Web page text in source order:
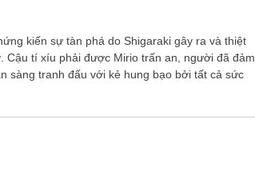
kiến ​​sự tàn phá do Shigaraki gây ra và thiệt
Cậu tí xíu phải được Mirio trấn an, người đã đảm
sàng tranh đấu với kẻ hung bạo bởi tất cả sức